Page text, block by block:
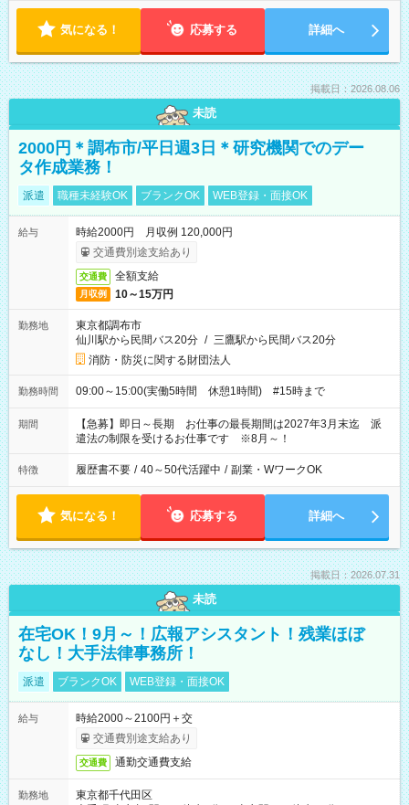
気になる！ 応募する 詳細へ
掲載日：2026.08.06
未読
2000円＊調布市/平日週3日＊研究機関でのデー
タ作成業務！
派遣 職種未経験OK ブランクOK WEB登録・面接OK
給与
時給2000円 月収例 120,000円
交通費別途支給あり
交通費 全額支給
月収例 10～15万円
勤務地
東京都調布市
仙川駅から民間バス20分 / 三鷹駅から民間バス20分
消防・防災に関する財団法人
勤務時間 09:00～15:00(実働5時間 休憩1時間) #15時まで
期間
【急募】即日～長期 お仕事の最長期間は2027年3月末迄 派
遣法の制限を受けるお仕事です ※8月～！
特徴 履歴書不要 / 40～50代活躍中 / 副業・WワークOK
気になる！ 応募する 詳細へ
掲載日：2026.07.31
未読
在宅OK！9月～！広報アシスタント！残業ほぼ
なし！大手法律事務所！
派遣 ブランクOK WEB登録・面接OK
給与
時給2000～2100円＋交
交通費別途支給あり
交通費 通勤交通費支給
勤務地
東京都千代田区